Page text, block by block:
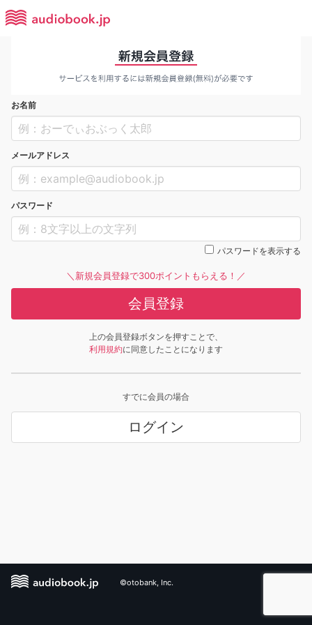
お名前
メールアドレス
パスワード
パスワードを表示する
＼新規会員登録で300ポイントもらえる！／
会員登録
上の会員登録ボタンを押すことで、
利用規約に同意したことになります
すでに会員の場合
ログイン
©otobank, Inc.